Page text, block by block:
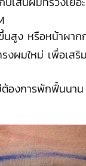
สูง หรือหน้าผากก
งผมใหม่ เพื่อเสริ
องการพักฟื้นนาน